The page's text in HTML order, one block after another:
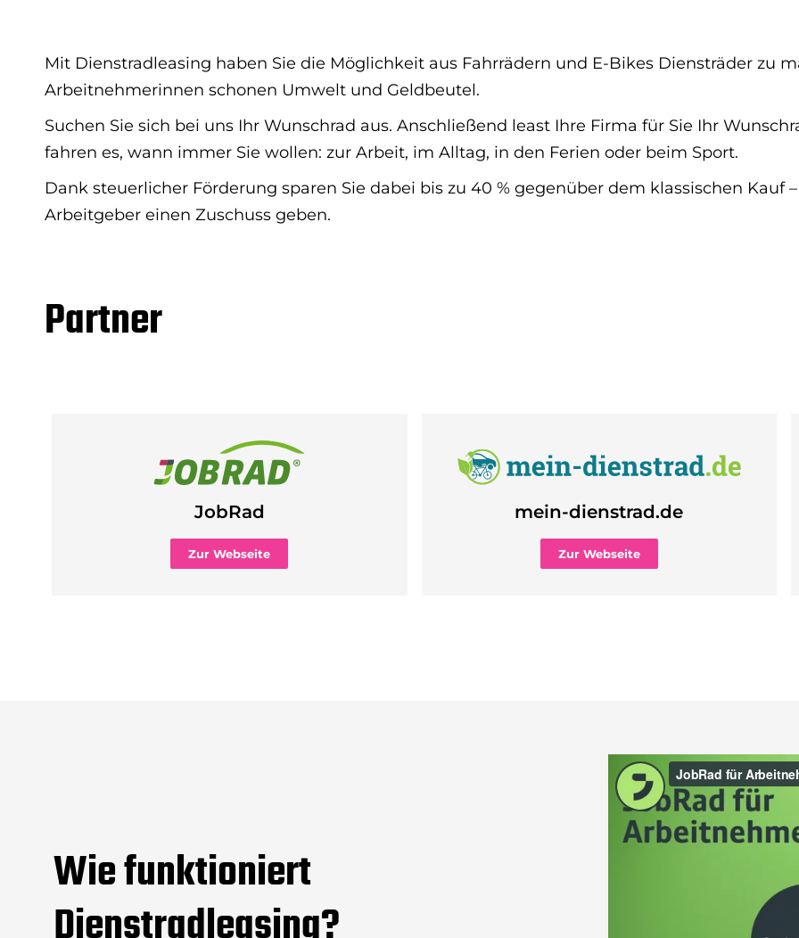
Mit Dienstradleasing haben Sie die Möglichkeit aus Fahrrädern und E-Bikes Diensträder zu
Arbeitnehmerinnen schonen Umwelt und Geldbeutel.
Suchen Sie sich bei uns Ihr Wunschrad aus. Anschließend least Ihre Firma für Sie Ihr
fahren es, wann immer Sie wollen: zur Arbeit, im Alltag, in den Ferien oder beim Sport.
Dank steuerlicher Förderung sparen Sie dabei bis zu 40 % gegenüber dem klassischen Kauf
Arbeitgeber einen Zuschuss geben.
Partner
JobRad
Zur Webseite
mein-dienstrad.de
Zur Webseite
Wie funktioniert